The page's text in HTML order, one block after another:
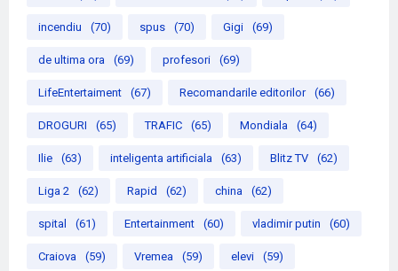
incendiu (70) spus (70) Gigi (69)
de ultima ora (69) profesori (69)
LifeEntertaiment (67) Recomandarile editorilor (66)
DROGURI (65) TRAFIC (65) Mondiala (64)
Ilie (63) inteligenta artificiala (63) Blitz TV (62)
Liga 2 (62) Rapid (62) china (62)
spital (61) Entertainment (60) vladimir putin (60)
Craiova (59) Vremea (59) elevi (59)